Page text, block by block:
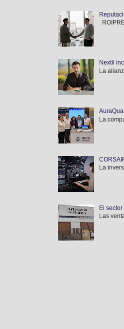
Nextil
La
La
La
El
Las